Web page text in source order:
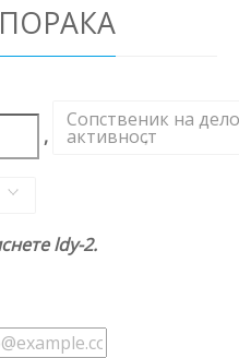
,
Сопственик на
активност
,
ldy-2.